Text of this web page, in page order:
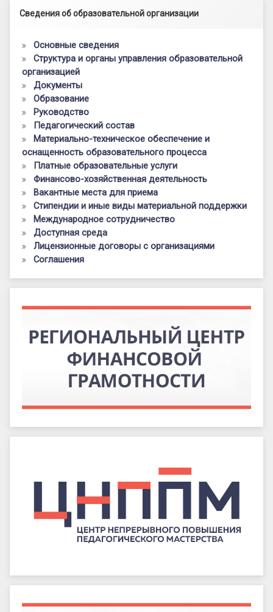
Левый сайдбар
Сведения об образовательной организации
Основные сведения
Структура и органы управления образовательной
организацией
Документы
Образование
Руководство
Педагогический состав
Материально-техническое обеспечение и
оснащенность образовательного процесса
Платные образовательные услуги
Финансово-хозяйственная деятельность
Вакантные места для приема
Стипендии и иные виды материальной поддержки
Международное сотрудничество
Доступная среда
Лицензионные договоры с организациями
Соглашения